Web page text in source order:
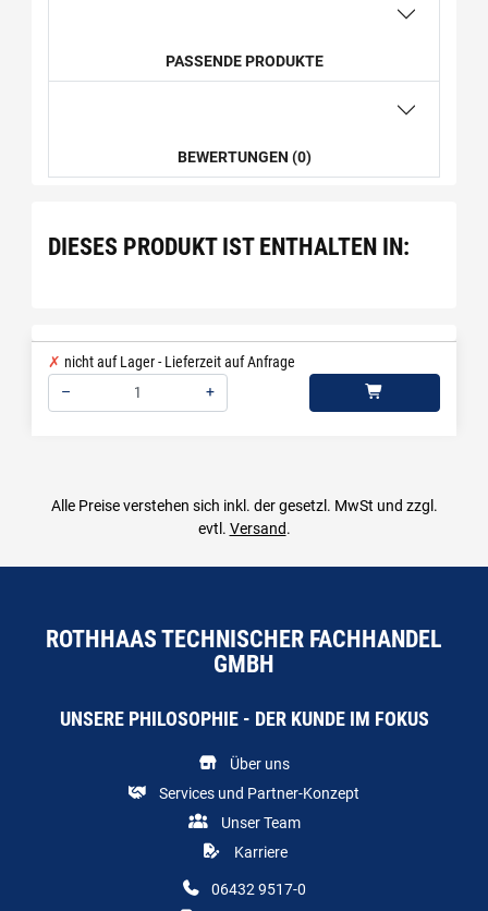
PASSENDE PRODUKTE
BEWERTUNGEN (0)
DIESES PRODUKT IST ENTHALTEN IN:
nicht auf Lager - Lieferzeit auf Anfrage
–
+
Alle Preise verstehen sich inkl. der gesetzl. MwSt und zzgl.
evtl. Versand.
ROTHHAAS TECHNISCHER FACHHANDEL
GMBH
UNSERE PHILOSOPHIE - DER KUNDE IM FOKUS
Über uns
Services und Partner-Konzept
Unser Team
Karriere
06432 9517-0